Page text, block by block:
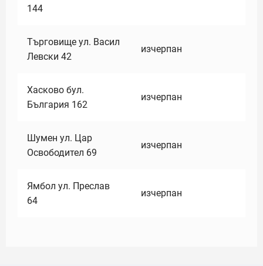
144
Търговище ул. Васил
Левски 42
изчерпан
Хасково бул.
България 162
изчерпан
Шумен ул. Цар
Освободител 69
изчерпан
Ямбол ул. Преслав
64
изчерпан